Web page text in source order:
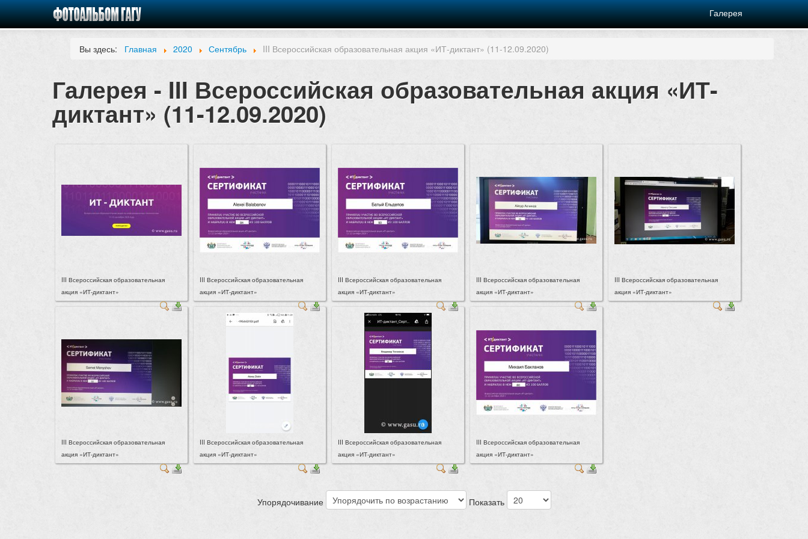
Галерея
Вы здесь: Главная 2020 Сентябрь III Всероссийская образовательная акция «ИТ-диктант» (11-12.09.2020)
Галерея - III Всероссийская образовательная акция «ИТ-
диктант» (11-12.09.2020)
III Всероссийская образовательная
акция «ИТ-диктант»
III Всероссийская образовательная
акция «ИТ-диктант»
III Всероссийская образовательная
акция «ИТ-диктант»
III Всероссийская образовательная
акция «ИТ-диктант»
III Всероссийская образовательная
акция «ИТ-диктант»
III Всероссийская образовательная
акция «ИТ-диктант»
III Всероссийская образовательная
акция «ИТ-диктант»
III Всероссийская образовательная
акция «ИТ-диктант»
III Всероссийская образовательная
акция «ИТ-диктант»
Упорядочивание Показать